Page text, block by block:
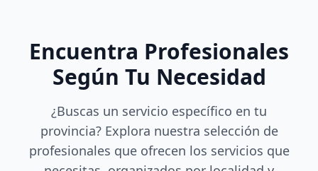
Encuentra Profesionales
Según Tu Necesidad
¿Buscas un servicio específico en tu
provincia? Explora nuestra selección de
profesionales que ofrecen los servicios que